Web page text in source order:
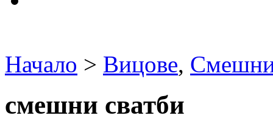
Начало > Вицове,
смешни сватби